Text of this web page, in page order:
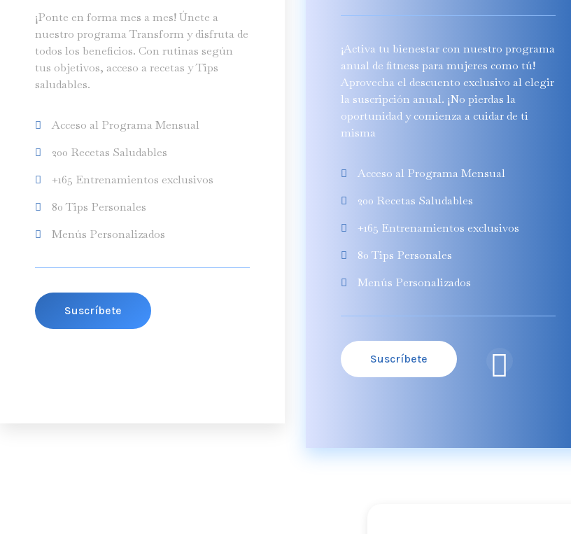
¡Ponte en forma mes a mes! Únete a
nuestro programa Transform y disfruta de
todos los beneficios. Con rutinas según
tus objetivos, acceso a recetas y Tips
saludables.
Acceso al Programa Mensual
200 Recetas Saludables
+165 Entrenamientos exclusivos
80 Tips Personales
Menús Personalizados
Suscríbete
¡Activa tu bienestar con nuestro programa
anual de fitness para mujeres como tú!
Aprovecha el descuento exclusivo al elegir
la suscripción anual. ¡No pierdas la
oportunidad y comienza a cuidar de ti
misma
Acceso al Programa Mensual
200 Recetas Saludables
+165 Entrenamientos exclusivos
80 Tips Personales
Menús Personalizados
Suscríbete